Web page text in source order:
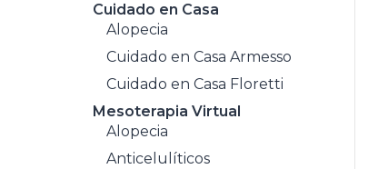
Cuidado en Casa
Alopecia
Cuidado en Casa Armesso
Cuidado en Casa Floretti
Mesoterapia Virtual
Alopecia
Anticelulíticos